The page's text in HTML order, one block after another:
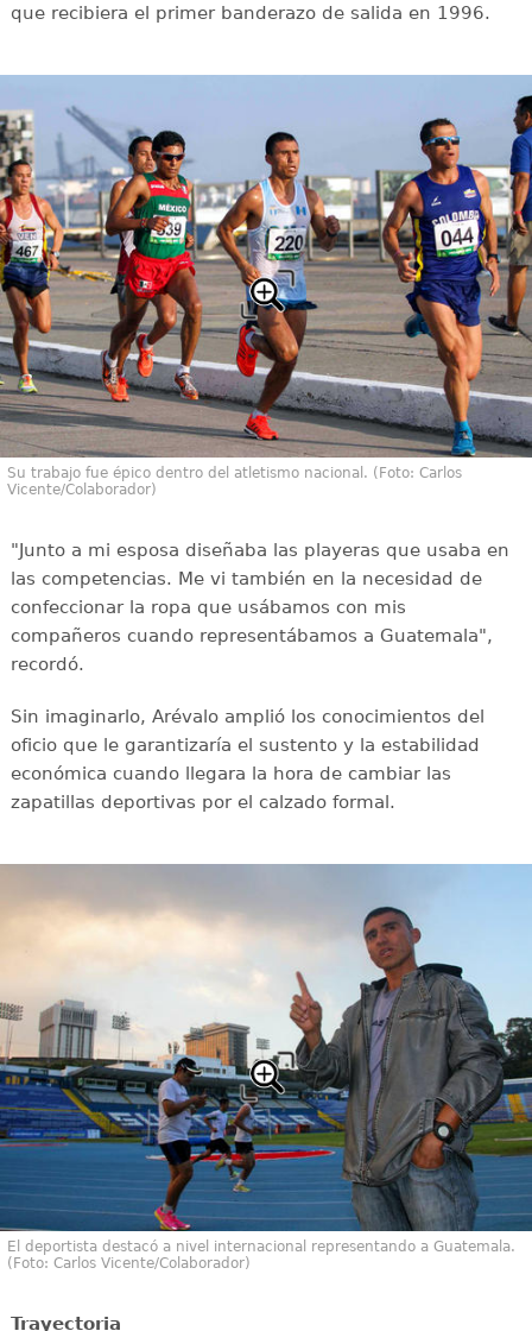
que recibiera el primer banderazo de salida en 1996.
Su trabajo fue épico dentro del atletismo nacional. (Foto: Carlos
Vicente/Colaborador)
"Junto a mi esposa diseñaba las playeras que usaba en
las competencias. Me vi también en la necesidad de
confeccionar la ropa que usábamos con mis
compañeros cuando representábamos a Guatemala",
recordó.
Sin imaginarlo, Arévalo amplió los conocimientos del
oficio que le garantizaría el sustento y la estabilidad
económica cuando llegara la hora de cambiar las
zapatillas deportivas por el calzado formal.
El deportista destacó a nivel internacional representando a Guatemala.
(Foto: Carlos Vicente/Colaborador)
Trayectoria